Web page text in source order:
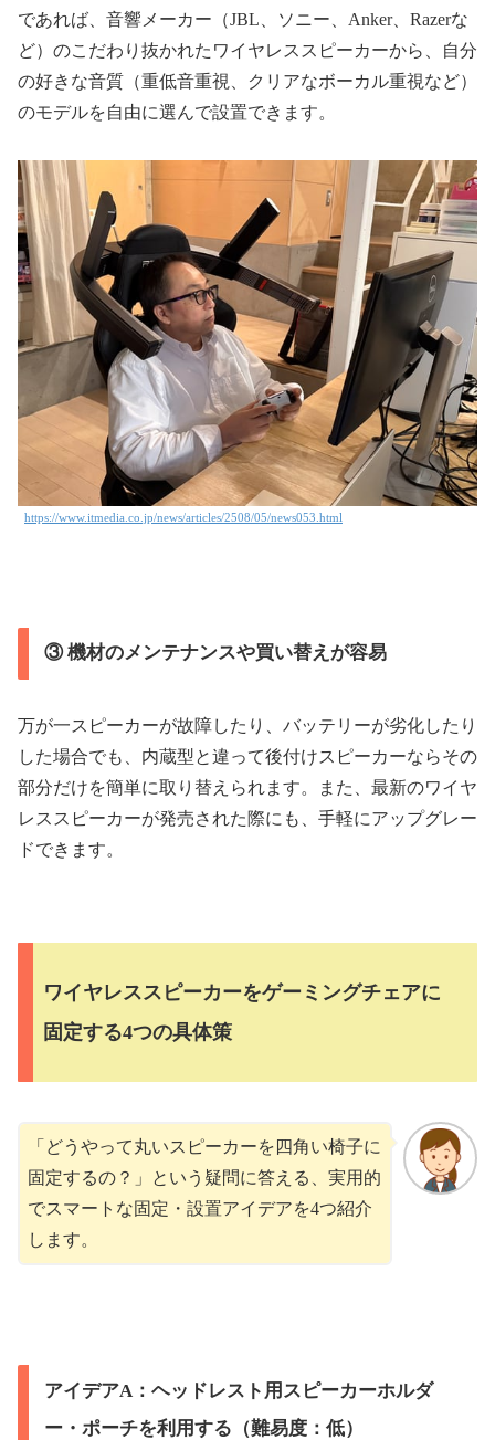
であれば、音響メーカー（JBL、ソニー、Anker、Razerな
ど）のこだわり抜かれたワイヤレススピーカーから、自分
の好きな音質（重低音重視、クリアなボーカル重視など）
のモデルを自由に選んで設置できます。
https://www.itmedia.co.jp/news/articles/2508/05/news053.html
③ 機材のメンテナンスや買い替えが容易
万が一スピーカーが故障したり、バッテリーが劣化したり
した場合でも、内蔵型と違って後付けスピーカーならその
部分だけを簡単に取り替えられます。また、最新のワイヤ
レススピーカーが発売された際にも、手軽にアップグレー
ドできます。
ワイヤレススピーカーをゲーミングチェアに
固定する4つの具体策
「どうやって丸いスピーカーを四角い椅子に
固定するの？」という疑問に答える、実用的
でスマートな固定・設置アイデアを4つ紹介
します。
アイデアA：ヘッドレスト用スピーカーホルダ
ー・ポーチを利用する（難易度：低）